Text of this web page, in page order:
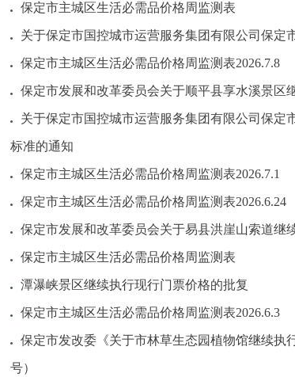
保定市主城区生活必需品价格周监测表
关于保定市国控城市运营服务集团有限公司保定
保定市主城区生活必需品价格周监测表2026.7.8
保定市发展和改革委员会关于顺平县享水溪景区
关于保定市国控城市运营服务集团有限公司保
标准的通知
保定市主城区生活必需品价格周监测表2026.7.1
保定市主城区生活必需品价格周监测表2026.6.24
保定市发展和改革委员会关于易县洪崖山索道继
保定市主城区生活必需品价格周监测表
潭瀑峡景区继续执行现行门票价格的批复
保定市主城区生活必需品价格周监测表2026.6.3
保定市发改委《关于市林草生态园植物馆继续执
号）